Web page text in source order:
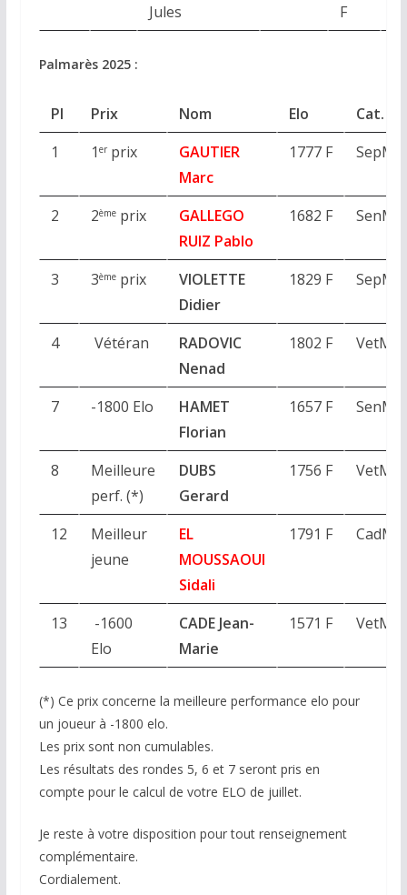
Jules F
Palmarès 2025 :
Pl Prix Nom Elo
Cat.
1
1 erprix
GAUTIER
Marc
1777 F SepM
2 2èmeprix
GALLEGO
RUIZ Pablo
1682 F SenM
3 3èmeprix
VIOLETTE
Didier
1829 F SepM
4 Vétéran
RADOVIC
Nenad
1802 F VetM
7 -1800 Elo
HAMET
Florian
1657 F SenM
8
Meilleure
perf. (*)
DUBS
Gerard
1756 F VetM
12
Meilleur
jeune
EL
MOUSSAOUI
Sidali
1791 F CadM
13
-1600
Elo
CADE Jean-
Marie
1571 F VetM
(*) Ce prix concerne la meilleure performance elo pour
un joueur à -1800 elo.
Les prix sont non cumulables.
Les résultats des rondes 5, 6 et 7 seront pris en
compte pour le calcul de votre ELO de juillet.
Je reste à votre disposition pour tout renseignement
complémentaire.
Cordialement.